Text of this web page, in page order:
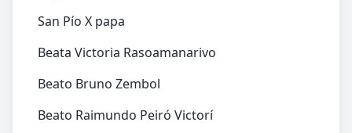
San Pío X papa
Beata Victoria Rasoamanarivo
Beato Bruno Zembol
Beato Raimundo Peiró Victorí